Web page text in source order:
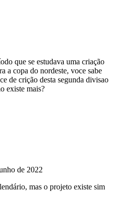
que se estudava uma criação
a copa do nordeste, voce sabe
de crição desta segunda divisao
existe mais?
de 2022
mas o projeto existe sim